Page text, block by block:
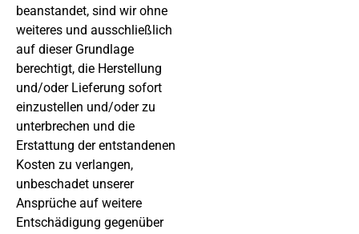
beanstandet, sind wir ohne
weiteres und ausschließlich
auf dieser Grundlage
berechtigt, die Herstellung
und/oder Lieferung sofort
einzustellen und/oder zu
unterbrechen und die
Erstattung der entstandenen
Kosten zu verlangen,
unbeschadet unserer
Ansprüche auf weitere
Entschädigung gegenüber